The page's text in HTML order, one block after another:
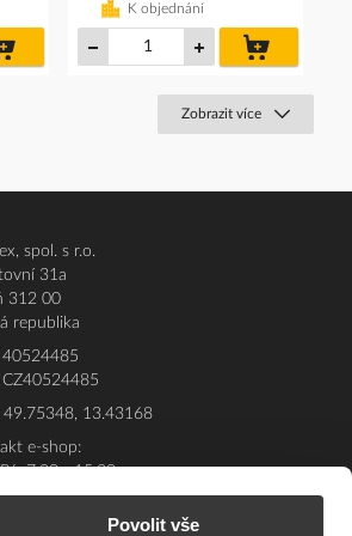
Povolit vše
košíku
K objednání
košíku
Zobrazit více
spol. s r.o.
31a
312 00
republika
40524485
CZ40524485
49.75348, 13.43168
e-shop:
7:00 - 15:30